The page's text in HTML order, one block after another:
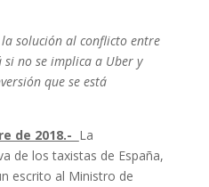
solución al conflicto entre
si no se implica a Uber y
que se está
de 2018.- La
de los taxistas de España,
escrito al Ministro de